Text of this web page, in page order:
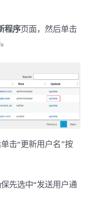
程序页面，然后单击
击“更新用户名”按
先选中“发送用户通